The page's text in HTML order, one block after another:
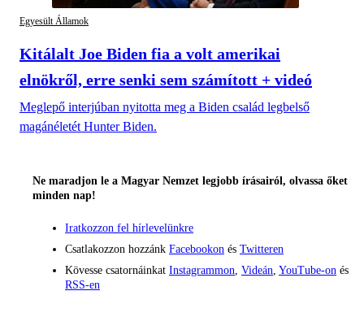
Egyesült Államok
Kitálalt Joe Biden fia a volt amerikai
elnökről, erre senki sem számított + videó
Meglepő interjúban nyitotta meg a Biden család legbelső
magánéletét Hunter Biden.
Ne maradjon le a Magyar Nemzet legjobb írásairól, olvassa őket
minden nap!
Iratkozzon fel hírlevelünkre
Csatlakozzon hozzánk Facebookon és Twitteren
Kövesse csatornáinkat Instagrammon, Videán, YouTube-on és
RSS-en